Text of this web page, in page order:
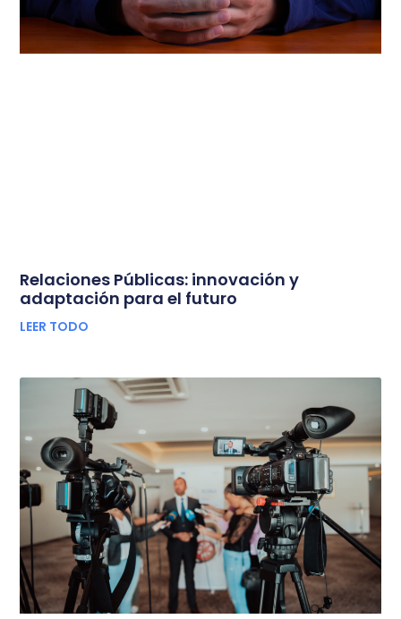
Relaciones Públicas: innovación y
adaptación para el futuro
LEER TODO